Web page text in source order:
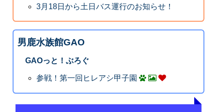
3月18日から土日バス運行のお知らせ！
男鹿水族館GAO
GAOっと！ぶろぐ
参戦！第一回ヒレアシ甲子園